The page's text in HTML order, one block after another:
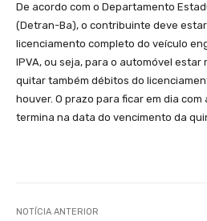
De acordo com o Departamento
(Detran-Ba), o contribuinte deve
licenciamento completo do veículo
IPVA, ou seja, para o automóvel
quitar também débitos do
houver. O prazo para ficar em dia
termina na data do vencimento da
NOTÍCIA ANTERIOR